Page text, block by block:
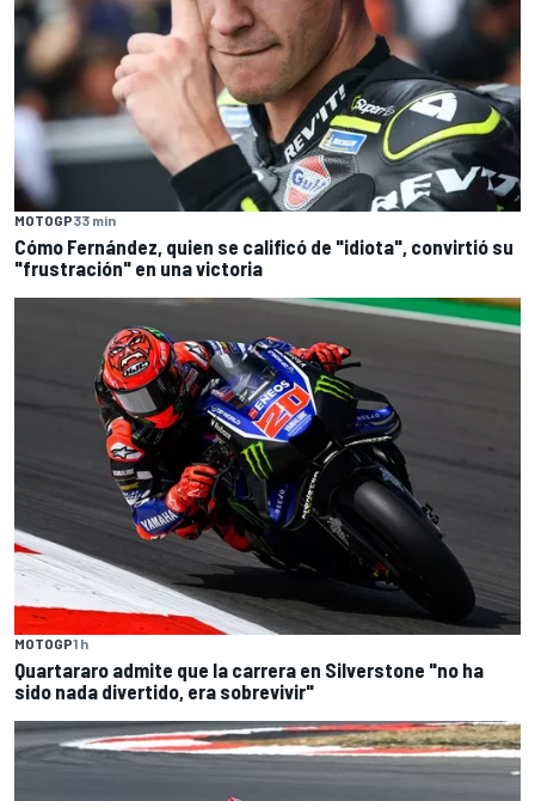
MOTOGP33 min
Cómo Fernández, quien se calificó de "idiota", convirtió su
"frustración" en una victoria
MOTOGP1 h
Quartararo admite que la carrera en Silverstone "no ha
sido nada divertido, era sobrevivir"